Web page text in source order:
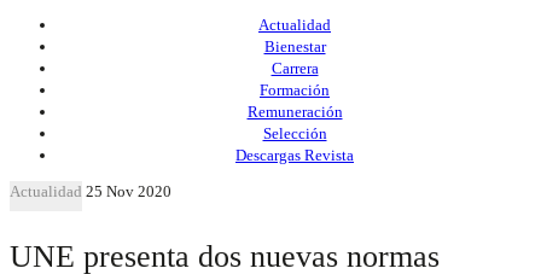
Actualidad
Bienestar
Carrera
Formación
Remuneración
Selección
Descargas Revista
Actualidad 25 Nov 2020
UNE presenta dos nuevas normas